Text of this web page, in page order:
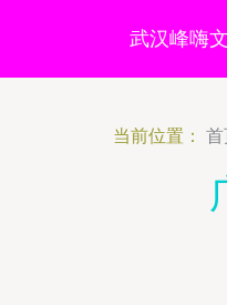
武汉峰嗨
当前位置： 首